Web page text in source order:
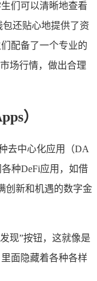
们可以清晰地查看
还贴心地提供了资
配备了一个专业的
场行情，做出合理
）
去中心化应用（DA
种DeFi应用，如借
创新和机遇的数字金
现”按钮，这就像是
面隐藏着各种各样